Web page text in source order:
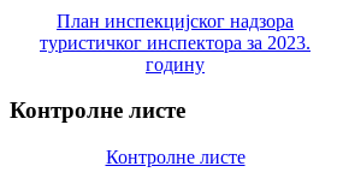
План инспекцијског надзора
туристичког инспектора за 2023.
годину
Контролне листе
Контролне листе